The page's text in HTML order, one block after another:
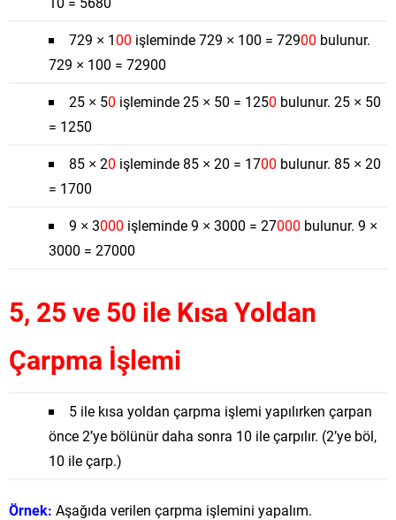
729 × 100 işleminde 729 × 100 = 72900 bulunur.
729 × 100 = 72900
25 × 50 işleminde 25 × 50 = 1250 bulunur. 25 × 50
= 1250
85 × 20 işleminde 85 × 20 = 1700 bulunur. 85 × 20
= 1700
9 × 3000 işleminde 9 × 3000 = 27000 bulunur. 9 ×
3000 = 27000
5, 25 ve 50 ile Kısa Yoldan
Çarpma İşlemi
5 ile kısa yoldan çarpma işlemi yapılırken çarpan
önce 2’ye bölünür daha sonra 10 ile çarpılır. (2’ye böl,
10 ile çarp.)
Örnek: Aşağıda verilen çarpma işlemini yapalım.